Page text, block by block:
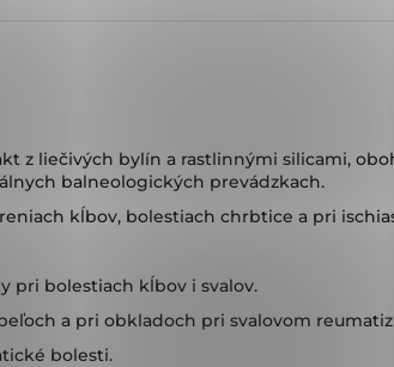
z liečivých bylín a rastlinnými silicami,
balneologických prevádzkach.
kĺbov, bolestiach chrbtice a pri
pri bolestiach kĺbov i svalov.
a pri obkladoch pri svalovom
bolesti.